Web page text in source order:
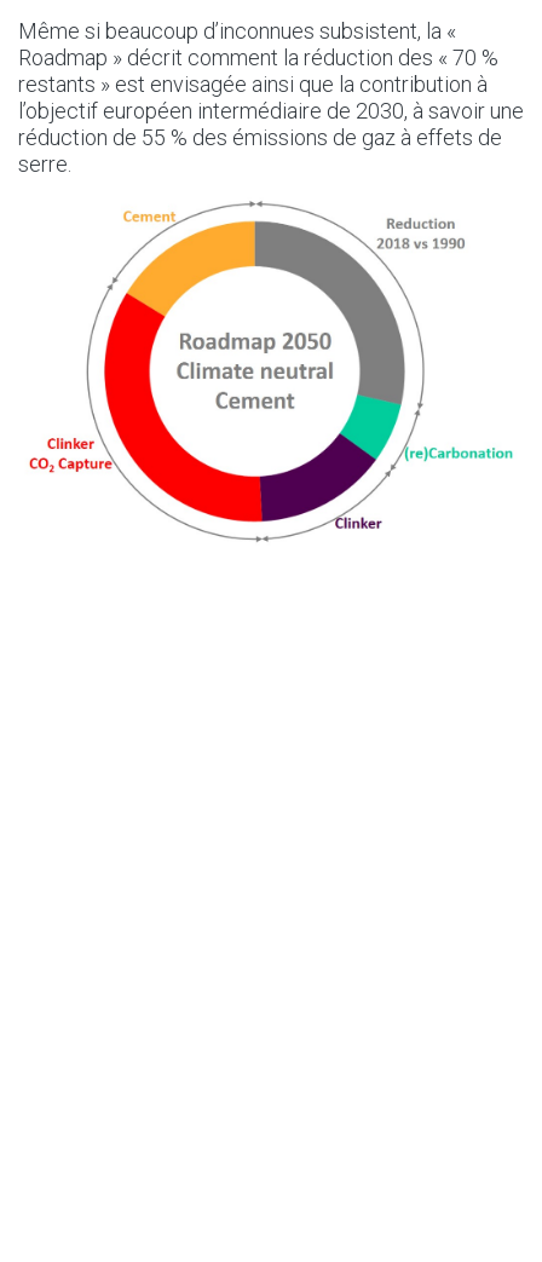
Même si beaucoup d’inconnues subsistent, la «
Roadmap » décrit comment la réduction des « 70 %
restants » est envisagée ainsi que la contribution à
l’objectif européen intermédiaire de 2030, à savoir une
réduction de 55 % des émissions de gaz à effets de
serre.